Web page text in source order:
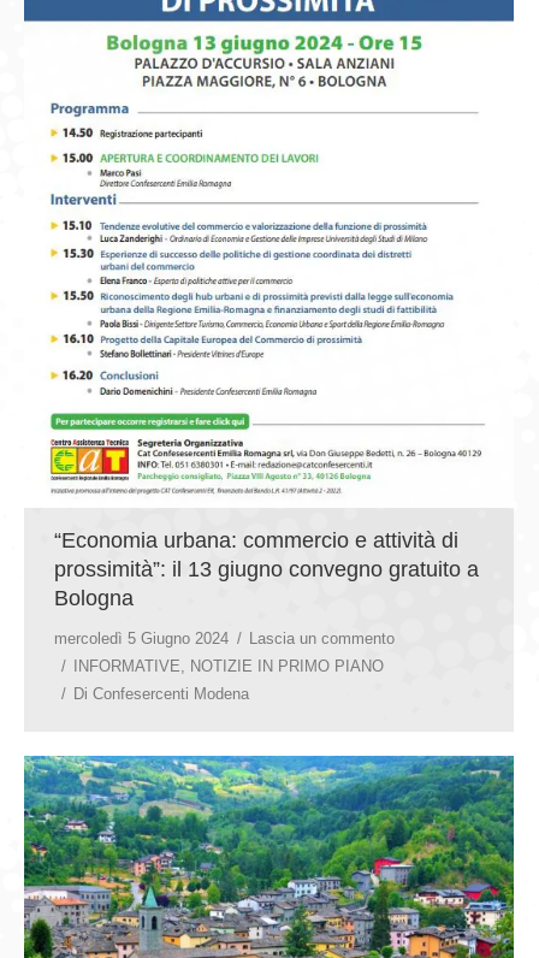
“Economia urbana: commercio e attività di
prossimità”: il 13 giugno convegno gratuito a
Bologna
mercoledì 5 Giugno 2024
Lascia un commento
INFORMATIVE
NOTIZIE IN PRIMO PIANO
Di Confesercenti Modena